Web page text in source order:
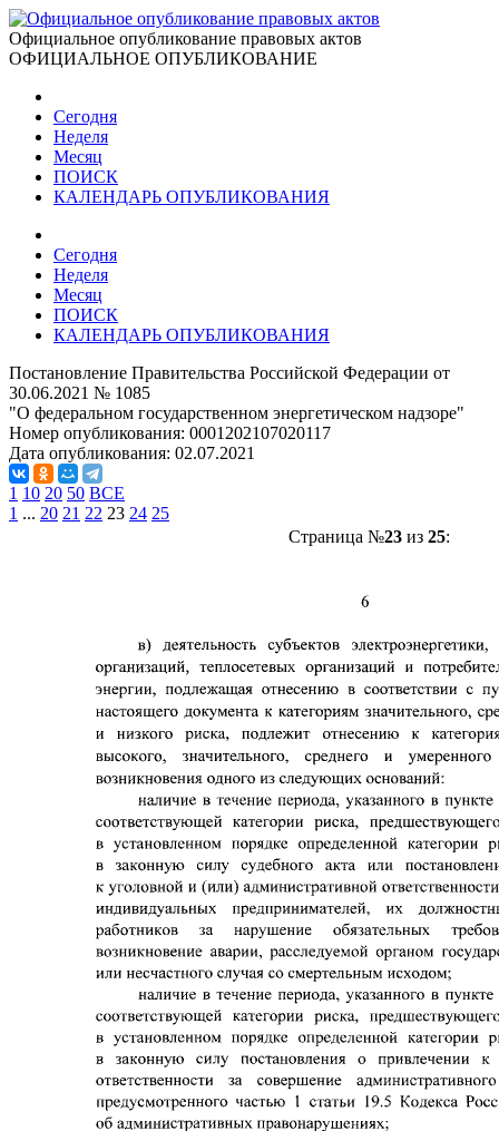
Официальное опубликование правовых актов
ОФИЦИАЛЬНОЕ ОПУБЛИКОВАНИЕ
Сегодня
Неделя
Месяц
ПОИСК
КАЛЕНДАРЬ ОПУБЛИКОВАНИЯ
Сегодня
Неделя
Месяц
ПОИСК
КАЛЕНДАРЬ ОПУБЛИКОВАНИЯ
Постановление Правительства Российской Федерации от
30.06.2021 № 1085
"О федеральном государственном энергетическом надзоре"
Номер опубликования: 0001202107020117
Дата опубликования: 02.07.2021
1 10 20 50 ВСЕ
1 ... 20 21 22 23 24 25
Страница №23из 25: